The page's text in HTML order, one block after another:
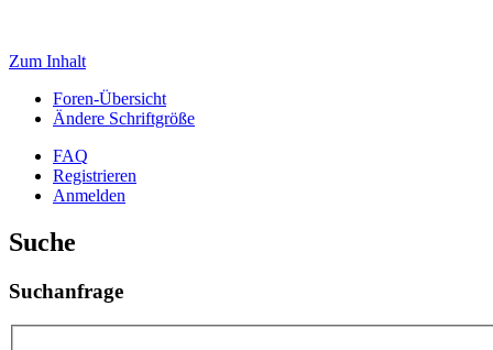
Zum Inhalt
Foren-Übersicht
Ändere Schriftgröße
FAQ
Registrieren
Anmelden
Suche
Suchanfrage